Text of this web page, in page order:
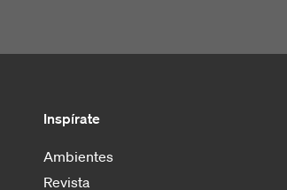
Inspírate
Ambientes
Revista